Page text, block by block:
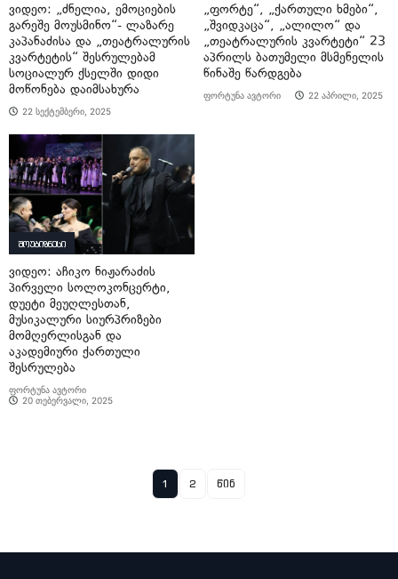
ვიდეო: „ძნელია, ემოციების
გარეშე მოუსმინო“- ლაზარე
კაპანაძისა და „თეატრალურის
კვარტეტის“ შესრულებამ
სოციალურ ქსელში დიდი
მოწონება დაიმსახურა
22 სექტემბერი, 2025
„ფორტე“, „ქართული ხმები“,
„შვიდკაცა“, „ალილო“ და
„თეატრალურის კვარტეტი“ 23
აპრილს ბათუმელი მსმენელის
წინაშე წარდგება
ფორტუნა ავტორი 22 აპრილი, 2025
შოუბიზნესი
ვიდეო: აჩიკო ნიჟარაძის
პირველი სოლოკონცერტი,
დუეტი მეუღლესთან,
მუსიკალური სიურპრიზები
მომღერლისგან და
აკადემიური ქართული
შესრულება
ფორტუნა ავტორი
20 თებერვალი, 2025
1 2 წინ